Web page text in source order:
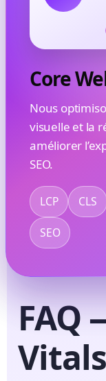
FAQ
Vitals
Core
Nous
visuelle et la
améliorer
SEO.
LCP CLS
SEO